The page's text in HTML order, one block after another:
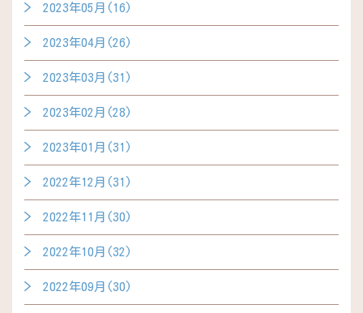
2023年05月(16)
2023年04月(26)
2023年03月(31)
2023年02月(28)
2023年01月(31)
2022年12月(31)
2022年11月(30)
2022年10月(32)
2022年09月(30)